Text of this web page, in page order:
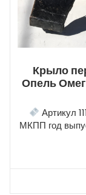
Крыло
Опель
Артикул
МКПП год